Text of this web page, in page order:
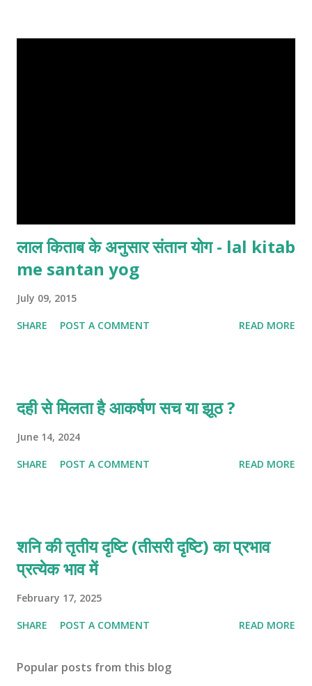
लाल किताब के अनुसार संतान योग - lal kitab
me santan yog
July 09, 2015
SHARE POST A COMMENT READ MORE
दही से मिलता है आकर्षण सच या झूठ ?
June 14, 2024
SHARE POST A COMMENT READ MORE
शनि की तृतीय दृष्टि (तीसरी दृष्टि) का प्रभाव
प्रत्येक भाव में
February 17, 2025
SHARE POST A COMMENT READ MORE
Popular posts from this blog